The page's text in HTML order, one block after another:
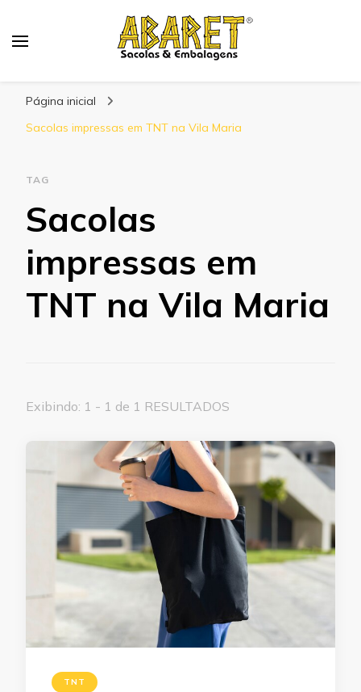
Página inicial
Sacolas impressas em TNT na Vila Maria
TAG
Sacolas
impressas em
TNT na Vila Maria
Exibindo: 1 - 1 de 1 RESULTADOS
TNT